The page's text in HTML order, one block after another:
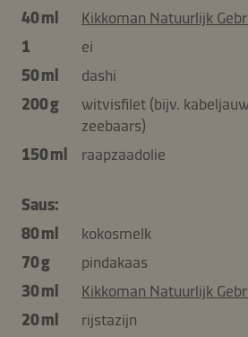
40 ml
Kikkoman Natuurlijk
1
ei
50 ml
dashi
200 g
witvisfilet (bijv.
zeebaars)
150 ml
raapzaadolie
Saus:
80 ml
kokosmelk
70 g
pindakaas
30 ml
Kikkoman Natuurlijk
20 ml
rijstazijn